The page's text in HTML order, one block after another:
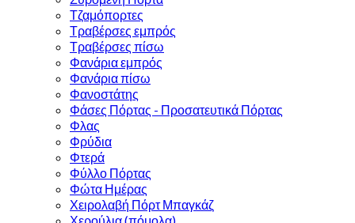
Τζαμόπορτες
Τραβέρσες εμπρός
Τραβέρσες πίσω
Φανάρια εμπρός
Φανάρια πίσω
Φανοστάτης
Φάσες Πόρτας - Προσατευτικά Πόρτας
Φλας
Φρύδια
Φτερά
Φύλλο Πόρτας
Φώτα Ημέρας
Χειρολαβή Πόρτ Μπαγκάζ